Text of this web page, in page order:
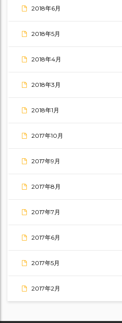
2018年6月
2018年5月
2018年4月
2018年3月
2018年1月
2017年10月
2017年9月
2017年8月
2017年7月
2017年6月
2017年5月
2017年2月